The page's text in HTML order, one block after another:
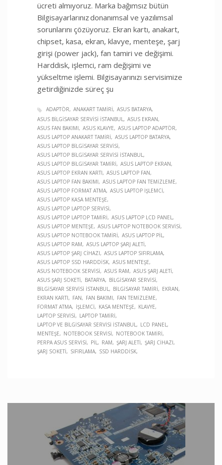
ücreti almıyoruz. Marka bağımsız bütün
Bilgisayarlarınız donanımsal ve yazılımsal
sorunlarını çözüyoruz. Ekran kartı, anakart,
chipset, kasa, ekran, klavye, menteşe, şarj
girişi (power jack), fan tamiri ve değişimi.
Harddisk, işlemci, ram değişimi ve
yükseltme işlemi. Bilgisayarınızı servisimize
getirdiğinizde süreç şu
ADAPTÖR ANAKART TAMIRI
ASUS BATARYA
ASUS BILGISAYAR SERVISI İSTANBUL ASUS EKRAN
ASUS FAN BAKIMI
ASUS KLAVYE
ASUS LAPTOP ADAPTÖR
ASUS LAPTOP ANAKART TAMIRI
ASUS LAPTOP BATARYA
ASUS LAPTOP BILGISAYAR SERVISI
ASUS LAPTOP BILGISAYAR SERVISI İSTANBUL
ASUS LAPTOP BILGISAYAR TAMIRI
ASUS LAPTOP EKRAN
ASUS LAPTOP EKRAN KARTI
ASUS LAPTOP FAN
ASUS LAPTOP FAN BAKIMI
ASUS LAPTOP FAN TEMIZLEME
ASUS LAPTOP FORMAT ATMA ASUS LAPTOP İŞLEMCI
ASUS LAPTOP KASA MENTEŞE
ASUS LAPTOP LAPTOP SERVISI
ASUS LAPTOP LAPTOP TAMIRI
ASUS LAPTOP LCD PANEL
ASUS LAPTOP MENTEŞE
ASUS LAPTOP NOTEBOOK SERVISI
ASUS LAPTOP NOTEBOOK TAMIRI
ASUS LAPTOP PIL
ASUS LAPTOP RAM
ASUS LAPTOP ŞARJ ALETI
ASUS LAPTOP ŞARJ CIHAZI
ASUS LAPTOP SIFIRLAMA
ASUS LAPTOP SSD HARDDISK ASUS MENTEŞE
ASUS NOTEBOOK SERVISI
ASUS RAM
ASUS ŞARJ ALETI
ASUS ŞARJ SOKETI
BATARYA
BILGISAYAR SERVISI
BILGISAYAR SERVISI İSTANBUL
BILGISAYAR TAMIRI
EKRAN
EKRAN KARTI
FAN FAN BAKIMI
FAN TEMIZLEME
FORMAT ATMA
İŞLEMCI KASA MENTEŞE
KLAVYE
LAPTOP SERVISI
LAPTOP TAMIRI
LAPTOP VE BILGISAYAR SERVISI İSTANBUL
LCD PANEL
MENTEŞE
NOTEBOOK SERVISI
NOTEBOOK TAMIRI
PERPA ASUS SERVISI
PIL RAM ŞARJ ALETI
ŞARJ CIHAZI
ŞARJ SOKETI
SIFIRLAMA SSD HARDDISK